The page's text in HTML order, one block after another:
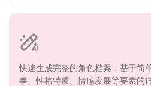
快速生成完整的角色档案，基于简
事、性格特质、情感发展等要素的